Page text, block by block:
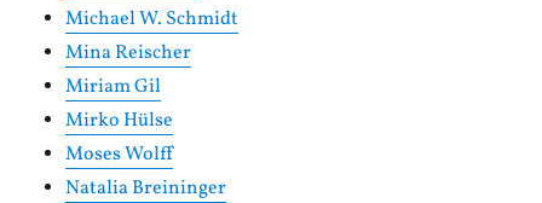
Michael W. Schmidt
Mina Reischer
Miriam Gil
Mirko Hülse
Moses Wolff
Natalia Breininger